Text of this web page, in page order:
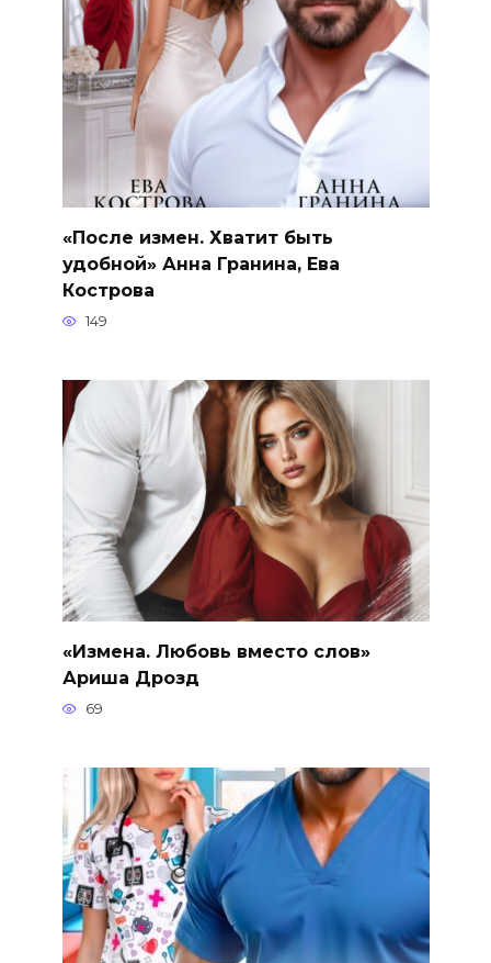
«После измен. Хватит быть
удобной» Анна Гранина, Ева
Кострова
149
«Измена. Любовь вместо слов»
Ариша Дрозд
69